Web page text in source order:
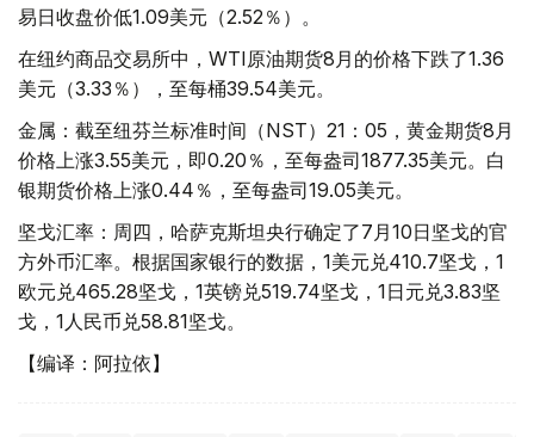
易日收盘价低1.09美元（2.52％）。
在纽约商品交易所中，WTI原油期货8月的价格下跌了1.36
美元（3.33％），至每桶39.54美元。
金属：截至纽芬兰标准时间（NST）21：05，黄金期货8月
价格上涨3.55美元，即0.20％，至每盎司1877.35美元。白
银期货价格上涨0.44％，至每盎司19.05美元。
坚戈汇率：周四，哈萨克斯坦央行确定了7月10日坚戈的官
方外币汇率。根据国家银行的数据，1美元兑410.7坚戈，1
欧元兑465.28坚戈，1英镑兑519.74坚戈，1日元兑3.83坚
戈，1人民币兑58.81坚戈。
【编译：阿拉依】